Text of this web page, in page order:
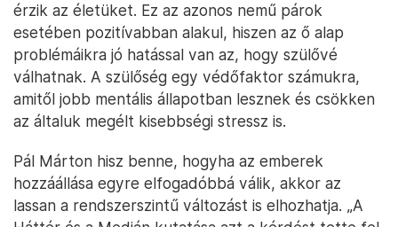
érzik az életüket. Ez az azonos nemű párok
esetében pozitívabban alakul, hiszen az ő alap
problémáikra jó hatással van az, hogy szülővé
válhatnak. A szülőség egy védőfaktor számukra,
amitől jobb mentális állapotban lesznek és csökken
az általuk megélt kisebbségi stressz is.
Pál Márton hisz benne, hogyha az emberek
hozzáállása egyre elfogadóbbá válik, akkor az
lassan a rendszerszintű változást is elhozhatja. „A